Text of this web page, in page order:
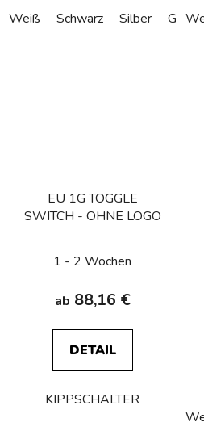
Weiß Schwarz Silber Gold
EU 1G TOGGLE
SWITCH - OHNE LOGO
1 - 2 Wochen
ab 88,16 €
DETAIL
KIPPSCHALTER